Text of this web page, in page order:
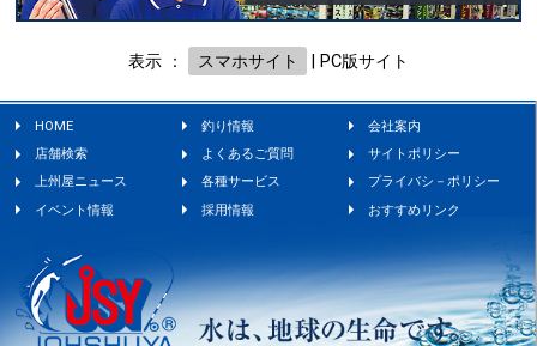
表示 ： スマホサイト PC版サイト
HOME 釣り情報
会社案内
店舗検索
よくあるご質問
サイトポリシー
上州屋ニュース
各種サービス
プライバシ－ポリシー
イベント情報
採用情報 おすすめリンク